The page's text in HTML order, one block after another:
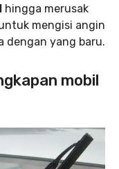
hingga merusak
mengisi angin
dengan yang baru.
mobil